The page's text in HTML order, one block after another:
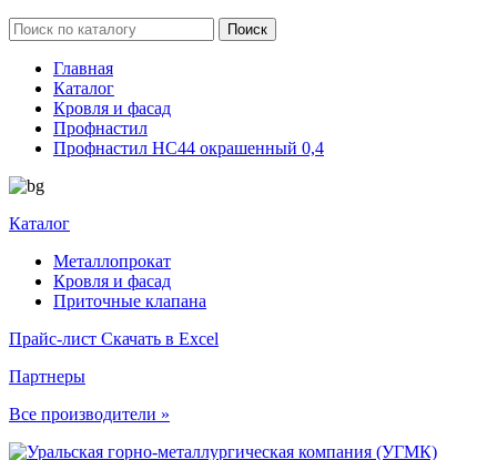
Главная
Каталог
Кровля и фасад
Профнастил
Профнастил НС44 окрашенный 0,4
Каталог
Металлопрокат
Кровля и фасад
Приточные клапана
Прайс-лист Скачать в Excel
Партнеры
Все производители »